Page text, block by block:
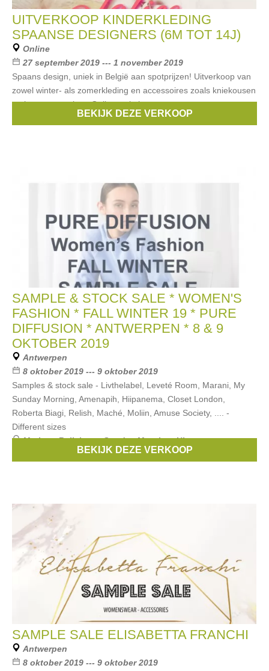
UITVERKOOP KINDERKLEDING
SPAANSE DESIGNERS (6M TOT 14J)
Online
27 september 2019 --- 1 november 2019
Spaans design, uniek in België aan spotprijzen! Uitverkoop van
zowel winter- als zomerkleding en accessoires zoals kniekousen
en haaraccessoires. Online webshop
Miranda,Nekenia,Dadati
BEKIJK DEZE VERKOOP
SAMPLE & STOCK SALE * WOMEN'S
FASHION * FALL WINTER 19 * PURE
DIFFUSION * ANTWERPEN * 8 & 9
OKTOBER 2019
Antwerpen
8 oktober 2019 --- 9 oktober 2019
Samples & stock sale - Livthelabel, Leveté Room, Marani, My
Sunday Morning, Amenapih, Hiipanema, Closet London,
Roberta Biagi, Relish, Maché, Moliin, Amuse Society, .... -
Different sizes
Merken:Relish,my Sunday Morning,Hipanema,
ROBERTA BIAGI, ...
BEKIJK DEZE VERKOOP
SAMPLE SALE ELISABETTA FRANCHI
Antwerpen
8 oktober 2019 --- 9 oktober 2019